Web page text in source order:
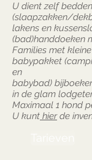
U dient zelf
(slaapzakken/
lakens en
(bad)handdoeken
Families met
babypakket
en
babybad)
in de glam
Maximaal 1 hond
U kunt hierde